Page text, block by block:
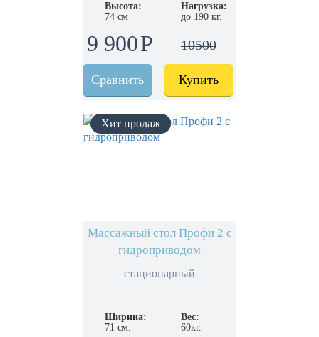
Высота:
74 см
Нагрузка:
до 190 кг.
9 900 10500
Сравнить Купить
Массажный стол Профи 2 с
гидроприводом
стационарный
Ширина:
71 см.
Вес:
60кг.